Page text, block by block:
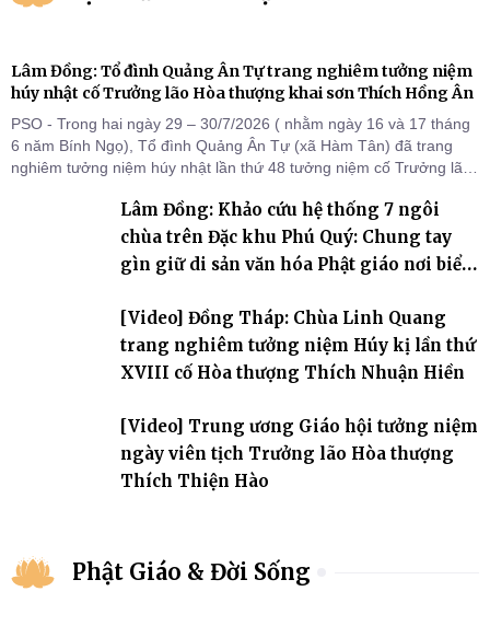
Lâm Đồng: Tổ đình Quảng Ân Tự trang nghiêm tưởng niệm
húy nhật cố Trưởng lão Hòa thượng khai sơn Thích Hồng Ân
PSO - Trong hai ngày 29 – 30/7/2026 ( nhằm ngày 16 và 17 tháng
6 năm Bính Ngọ), Tổ đình Quảng Ân Tự (xã Hàm Tân) đã trang
nghiêm tưởng niệm húy nhật lần thứ 48 tưởng niệm cố Trưởng lão
Chư Tôn đức Tăng Ni, môn đồ pháp quyến cùng đông đảo thiện tín
Phật tử đã đồng vân tập về đạo tràng, th
Lâm Đồng: Khảo cứu hệ thống 7 ngôi
chùa trên Đặc khu Phú Quý: Chung tay
gìn giữ di sản văn hóa Phật giáo nơi biển
[Video] Đồng Tháp: Chùa Linh Quang
trang nghiêm tưởng niệm Húy kị lần thứ
XVIII cố Hòa thượng Thích Nhuận Hiền
[Video] Trung ương Giáo hội tưởng niệm
ngày viên tịch Trưởng lão Hòa thượng
Thích Thiện Hào
Phật Giáo & Đời Sống